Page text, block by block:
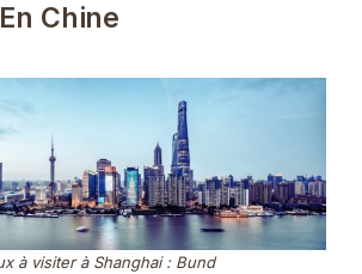
Chine
à visiter à Shanghai : Bund